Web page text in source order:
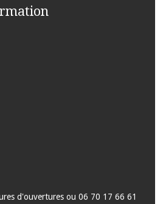
d'ouvertures ou 06 70 17 66 61